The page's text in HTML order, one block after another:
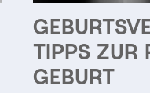
TIPPS ZUR
GEBURT